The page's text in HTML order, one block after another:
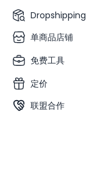
Dropshipping
单商品店铺
免费工具
定价
联盟合作